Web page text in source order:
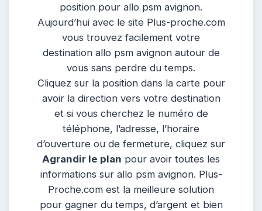
position pour allo psm avignon.
Aujourd’hui avec le site Plus-proche.com
vous trouvez facilement votre
destination allo psm avignon autour de
vous sans perdre du temps.
Cliquez sur la position dans la carte pour
avoir la direction vers votre destination
et si vous cherchez le numéro de
téléphone, l’adresse, l’horaire
d’ouverture ou de fermeture, cliquez sur
Agrandir le plan pour avoir toutes les
informations sur allo psm avignon. Plus-
Proche.com est la meilleure solution
pour gagner du temps, d’argent et bien